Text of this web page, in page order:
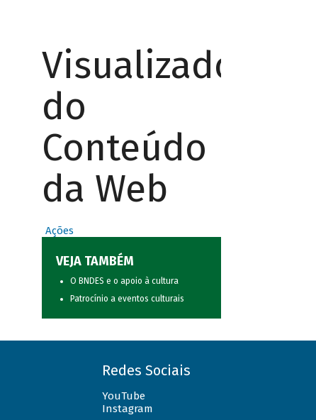
Visualizador
do
Conteúdo
da Web
Ações
VEJA TAMBÉM
O BNDES e o apoio à cultura
Patrocínio a eventos culturais
Redes Sociais
YouTube
Instagram